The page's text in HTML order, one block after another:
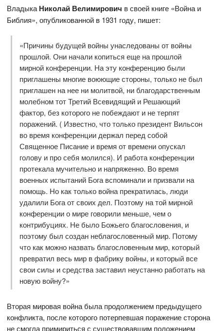
Владыка Николай Велимирович в своей книге «Война и
Библия», опубликованной в 1931 году, пишет:
«Причины будущей войны унаследованы от войны
прошлой. Они начали копиться еще на прошлой
мирной конференции. На эту конференцию были
приглашены многие воюющие стороны, только не был
приглашен на нее ни молитвой, ни благодарственным
молебном тот Третий Всевидящий и Решающий
фактор, без которого не побеждают и не терпят
поражений. ( Известно, что только президент Вильсон
во время конференции держал перед собой
Священное Писание и время от времени опускал
голову и про себя молился). И работа конференции
протекала мучительно и напряженно. Во время
военных испытаний Бога вспоминали и призвали на
помощь. Но как только война прекратилась, люди
удалили Бога от своих дел. Поэтому на той мирной
конференции о мире говорили меньше, чем о
контрибуциях. Не было Божьего благословения, и
поэтому был создан неблагословенный мир. Потому
что как можно назвать благословенным мир, который
превратил весь мир в фабрику войны, и который все
свои силы и средства заставил неустанно работать на
новую войну?»
Вторая мировая война была продолжением предыдущего
конфликта, после которого потерпевшая поражение сторона
не смогла примириться с существовавшим положением